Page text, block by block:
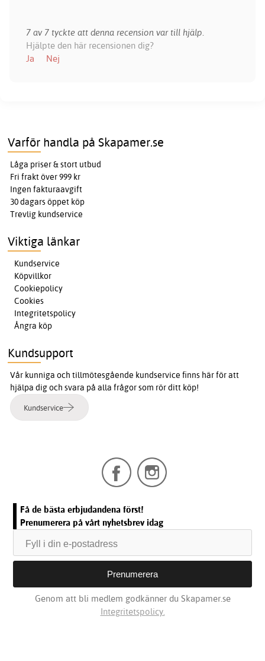
7 av 7 tyckte att denna recension var till hjälp.
Hjälpte den här recensionen dig?
Ja
Nej
Varför handla på Skapamer.se
Låga priser & stort utbud
Fri frakt över 999 kr
Ingen fakturaavgift
30 dagars öppet köp
Trevlig kundservice
Viktiga länkar
Kundservice
Köpvillkor
Cookiepolicy
Cookies
Integritetspolicy
Ångra köp
Kundsupport
Vår kunniga och tillmötesgående kundservice finns här för att
hjälpa dig och svara på alla frågor som rör ditt köp!
Kundservice
Få de bästa erbjudandena först!
Prenumerera på vårt nyhetsbrev idag
Genom att bli medlem godkänner du Skapamer.se
Integritetspolicy.